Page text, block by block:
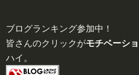
ブログランキング参加中！
皆さんのクリックがモチベーシ
ハイ。